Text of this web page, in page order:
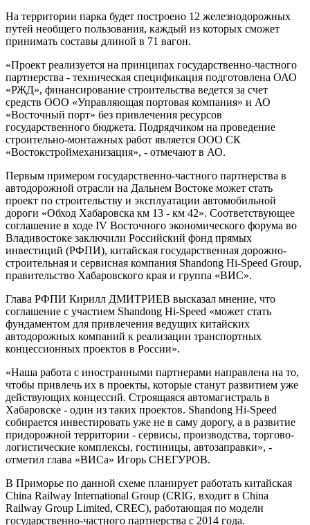
На территории парка будет построено 12 железнодорожных
путей необщего пользования, каждый из которых сможет
принимать составы длиной в 71 вагон.
«Проект реализуется на принципах государственно-частного
партнерства - техническая спецификация подготовлена ОАО
«РЖД», финансирование строительства ведется за счет
средств ООО «Управляющая портовая компания» и АО
«Восточный порт» без привлечения ресурсов
государственного бюджета. Подрядчиком на проведение
строительно-монтажных работ является ООО СК
«Востокстроймеханизация», - отмечают в АО.
Первым примером государственно-частного партнерства в
автодорожной отрасли на Дальнем Востоке может стать
проект по строительству и эксплуатации автомобильной
дороги «Обход Хабаровска км 13 - км 42». Соответствующее
соглашение в ходе IV Восточного экономического форума во
Владивостоке заключили Российский фонд прямых
инвестиций (РФПИ), китайская государственная дорожно-
строительная и сервисная компания Shandong Hi-Speed Group,
правительство Хабаровского края и группа «ВИС».
Глава РФПИ Кирилл ДМИТРИЕВ высказал мнение, что
соглашение с участием Shandong Hi-Speed «может стать
фундаментом для привлечения ведущих китайских
автодорожных компаний к реализации транспортных
концессионных проектов в России».
«Наша работа с иностранными партнерами направлена на то,
чтобы привлечь их в проекты, которые станут развитием уже
действующих концессий. Строящаяся автомагистраль в
Хабаровске - один из таких проектов. Shandong Hi-Speed
собирается инвестировать уже не в саму дорогу, а в развитие
придорожной территории - сервисы, производства, торгово-
логистические комплексы, гостиницы, автозаправки», -
отметил глава «ВИСа» Игорь СНЕГУРОВ.
В Приморье по данной схеме планирует работать китайская
China Railway International Group (CRIG, входит в China
Railway Group Limited, CREC), работающая по модели
государственно-частного партнерства с 2014 года.